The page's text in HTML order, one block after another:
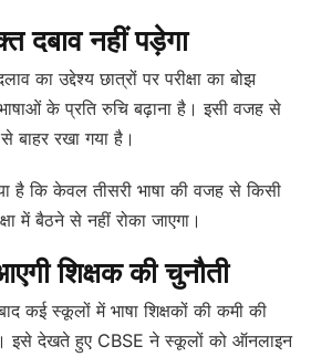
दबाव नहीं पड़ेगा
का उद्देश्य छात्रों पर परीक्षा का बोझ
भाषाओं के प्रति रुचि बढ़ाना है। इसी वजह से
से बाहर रखा गया है।
है कि केवल तीसरी भाषा की वजह से किसी
में बैठने से नहीं रोका जाएगा।
शिक्षक की चुनौती
कई स्कूलों में भाषा शिक्षकों की कमी की
इसे देखते हुए CBSE ने स्कूलों को ऑनलाइन